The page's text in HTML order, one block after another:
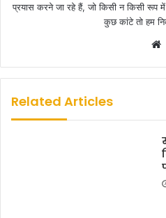
प्रयास करने जा रहे हैं, जो किसी न किसी रूप
कुछ कांटे तो हम
Related Articles